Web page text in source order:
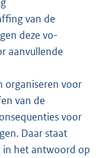
van de
deze vo-
aanvullende
organiseren voor
van de
voor
Daar staat
in het antwoord op